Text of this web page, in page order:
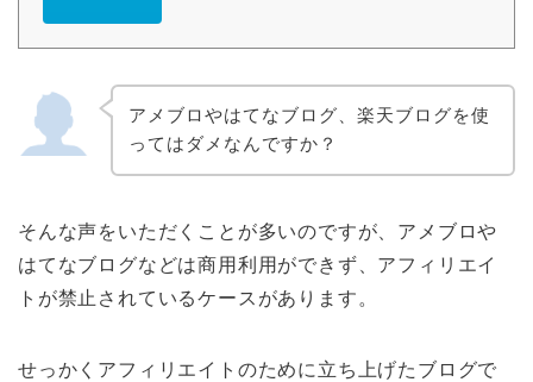
アメブロやはてなブログ、楽天ブログを使
ってはダメなんですか？
そんな声をいただくことが多いのですが、アメブロや
はてなブログなどは商用利用ができず、アフィリエイ
トが禁止されているケースがあります。
せっかくアフィリエイトのために立ち上げたブログで